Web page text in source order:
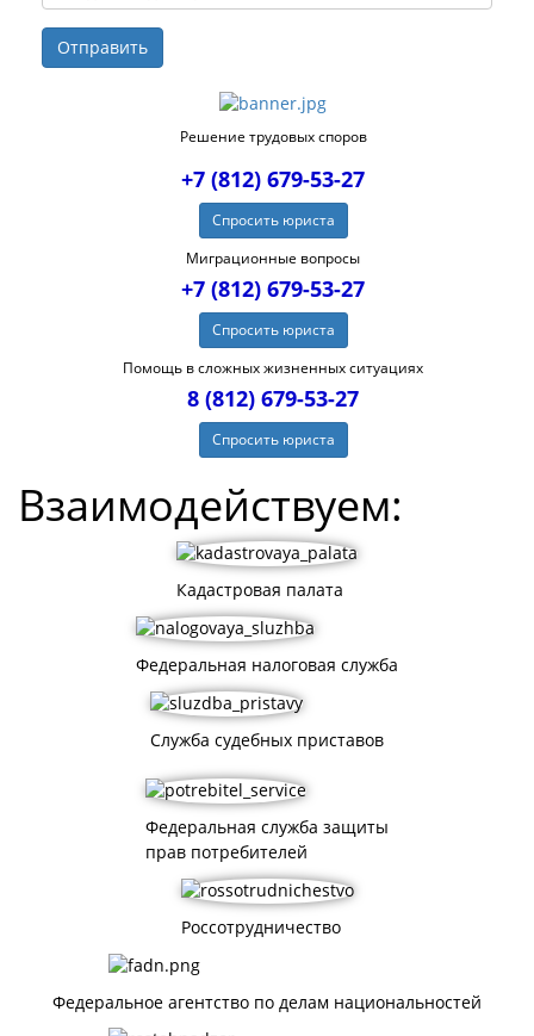
Решение трудовых споров
+7 (812) 679-53-27
Спросить юриста
Миграционные вопросы
+7 (812) 679-53-27
Спросить юриста
Помощь в сложных жизненных ситуациях
8 (812) 679-53-27
Спросить юриста
Взаимодействуем:
Кадастровая палата
Федеральная налоговая служба
Служба судебных приставов
Федеральная служба защиты
прав потребителей
Россотрудничество
Федеральное агентство по делам национальностей